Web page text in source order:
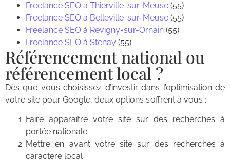
Freelance SEO à Thierville-sur-Meuse (55)
Freelance SEO à Belleville-sur-Meuse (55)
Freelance SEO à Revigny-sur-Ornain (55)
Freelance SEO à Stenay (55)
Référencement national ou
référencement local ?
Dès que vous choisissez d’investir dans l’optimisation de
votre site pour Google, deux options s’offrent à vous :
Faire apparaître votre site sur des recherches à
portée nationale.
Mettre en avant votre site sur des recherches à
caractère local